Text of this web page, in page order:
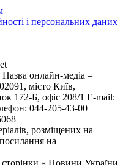
і персональних даних
онлайн-медіа –
місто Київ,
Б, офіс 208/1 E-mail:
044-205-43-00
розміщених на
на
сторінки « Новини України